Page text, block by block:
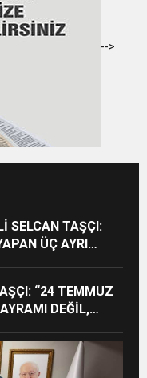
-->
SELCAN TAŞÇI:
ÜÇ AYRI
“24 TEMMUZ
DEĞİL,